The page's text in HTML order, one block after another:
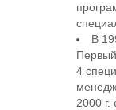
В
4
2000 г.